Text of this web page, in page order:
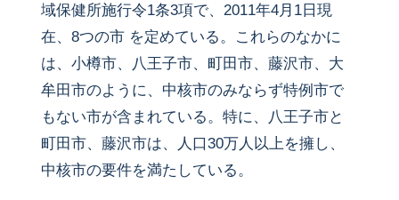
域保健所施行令1条3項で、2011年4月1日現
在、8つの市 を定めている。これらのなかに
は、小樽市、八王子市、町田市、藤沢市、大
牟田市のように、中核市のみならず特例市で
もない市が含まれている。特に、八王子市と
町田市、藤沢市は、人口30万人以上を擁し、
中核市の要件を満たしている。